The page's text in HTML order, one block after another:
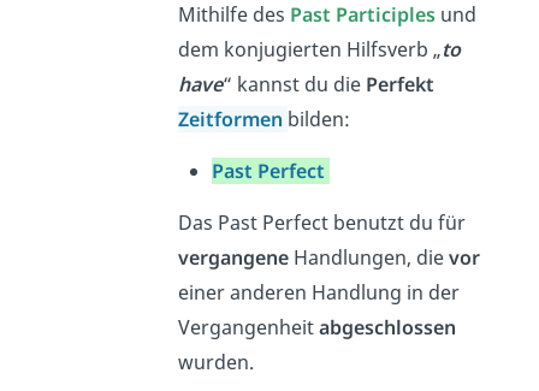
Mithilfe des Past Participles und
dem konjugierten Hilfsverb „to
have“ kannst du die Perfekt
Zeitformen bilden:
Past Perfect
Das Past Perfect benutzt du für
vergangeneHandlungen, dievor
einer anderen Handlung in der
Vergangenheitabgeschlossen
wurden.